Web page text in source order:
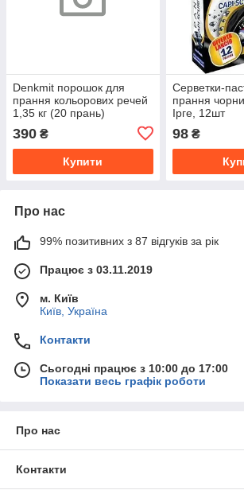
Denkmit порошок для
прання кольорових речей
1,35 кг (20 прань)
390 ₴
Купити
Серветки-
прання
Ірге, 12шт
98₴
Про нас
99% позитивних з 87 відгуків за рік
Працює з 03.11.2019
м. Київ
Київ, Україна
Контакти
Сьогодні працює з 10:00 до 17:00
Показати весь графік роботи
Про нас
Контакти